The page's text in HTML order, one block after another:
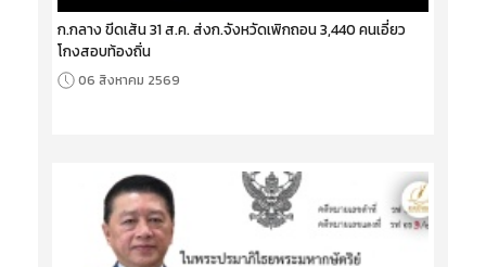
ก.กลาง ขีดเส้น 31 ส.ค. ส่งก.จังหวัดเพิกถอน 3,440 คนเอี่ยว
โกงสอบท้องถิ่น
06 สิงหาคม 2569